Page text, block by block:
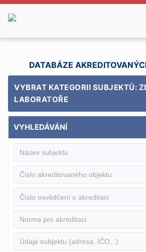
Přeskočit
DATABÁZE
VYBRAT KATEGORII SUBJEKTŮ:
LABORATOŘE
VYHLEDÁVÁNÍ